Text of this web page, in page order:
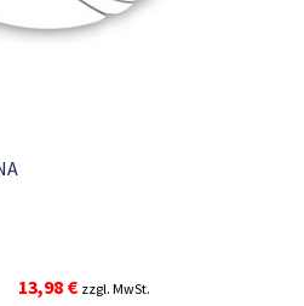
Ursprünglicher
13,98 €Aktueller
zzgl. MwSt.